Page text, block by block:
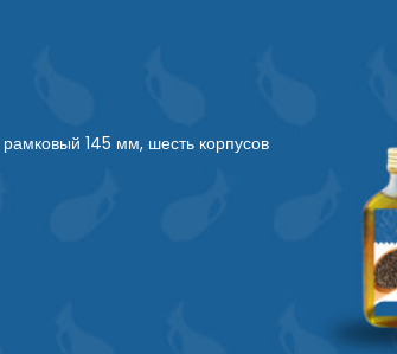
145 мм, шесть корпусов